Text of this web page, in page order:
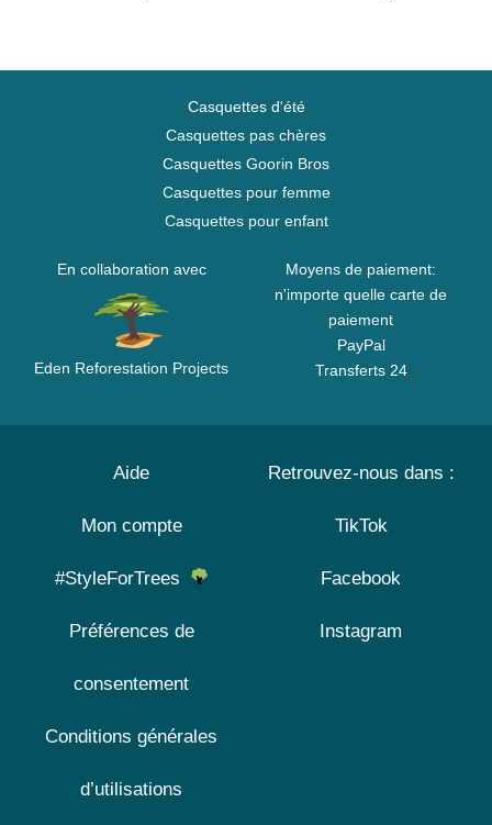
Casquettes d'été
Casquettes pas chères
Casquettes Goorin Bros
Casquettes pour femme
Casquettes pour enfant
En collaboration avec
Eden Reforestation Projects
Moyens de paiement:
n'importe quelle carte de
paiement
PayPal
Transferts 24
Aide
Mon compte
#StyleForTrees
Préférences de
consentement
Conditions générales
d’utilisations
Retrouvez-nous dans :
TikTok
Facebook
Instagram